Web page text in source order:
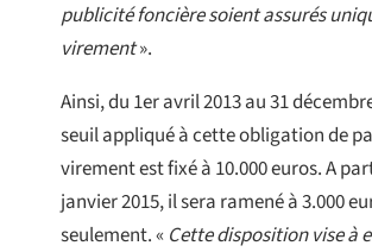
publicité foncière soient assurés
virement».
Ainsi, du 1er avril 2013 au 31
seuil appliqué à cette obligation de
virement est fixé à 10.000 euros. A
janvier 2015, il sera ramené à 3.000
seulement. « Cette disposition vise à